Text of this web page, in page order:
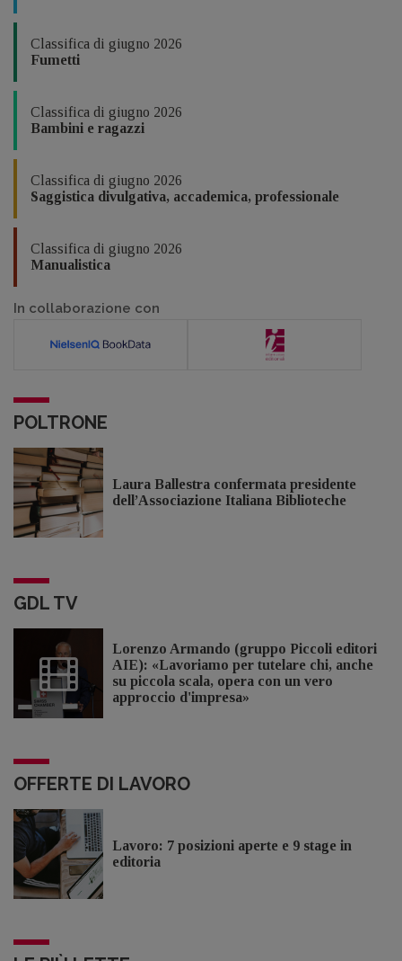
Classifica di giugno 2026
Fumetti
Classifica di giugno 2026
Bambini e ragazzi
Classifica di giugno 2026
Saggistica divulgativa, accademica, professionale
Classifica di giugno 2026
Manualistica
In collaborazione con
POLTRONE
Laura Ballestra confermata presidente
dell’Associazione Italiana Biblioteche
GDL TV
Lorenzo Armando (gruppo Piccoli editori
AIE): «Lavoriamo per tutelare chi, anche
su piccola scala, opera con un vero
approccio d'impresa»
OFFERTE DI LAVORO
Lavoro: 7 posizioni aperte e 9 stage in
editoria